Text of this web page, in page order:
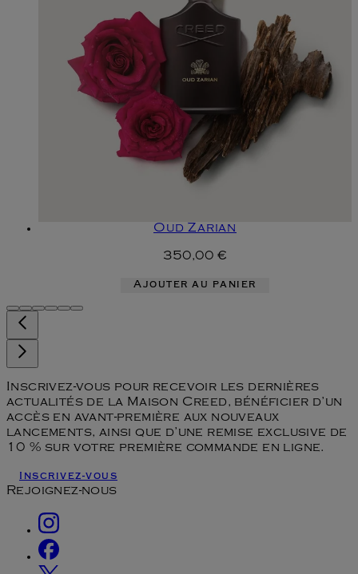
Oud Zarian
350,00 €
Ajouter au panier
Inscrivez-vous pour recevoir les dernières
actualités de la Maison Creed, bénéficier d’un
accès en avant-première aux nouveaux
lancements, ainsi que d’une remise exclusive de
10 % sur votre première commande en ligne.
Inscrivez-vous
Rejoignez-nous